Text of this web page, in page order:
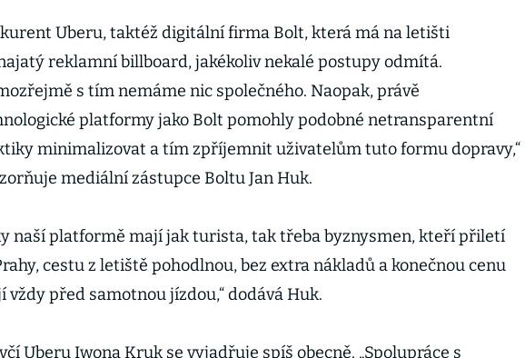
Uberu, taktéž digitální firma Bolt, která má na letišti
reklamní billboard, jakékoliv nekalé postupy odmítá.
s tím nemáme nic společného. Naopak, právě
platformy jako Bolt pomohly podobné netransparentní
minimalizovat a tím zpříjemnit uživatelům tuto formu dopravy,“
mediální zástupce Boltu Jan Huk.
naší platformě mají jak turista, tak třeba byznysmen, kteří přiletí
cestu z letiště pohodlnou, bez extra nákladů a konečnou cenu
vždy před samotnou jízdou,“ dodává Huk.
Uberu Iwona Kruk se vyjadřuje spíš obecně. „Spolupráce s